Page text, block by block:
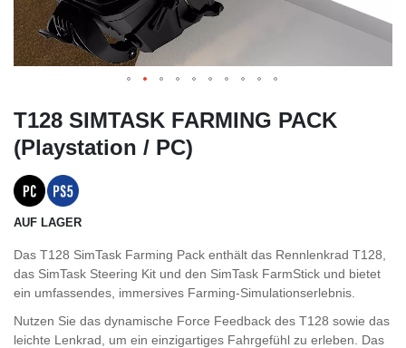
T128 SIMTASK FARMING PACK
(Playstation / PC)
AUF LAGER
Das T128 SimTask Farming Pack enthält das Rennlenkrad T128,
das SimTask Steering Kit und den SimTask FarmStick und bietet
ein umfassendes, immersives Farming-Simulationserlebnis.
Nutzen Sie das dynamische Force Feedback des T128 sowie das
leichte Lenkrad, um ein einzigartiges Fahrgefühl zu erleben. Das